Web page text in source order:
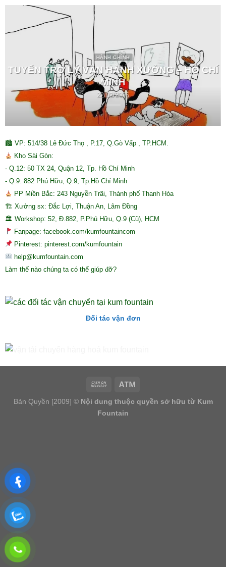
HÀNH CHÍNH
TUYỂN TRỢ LÝ VẬN HÀNH XƯỞNG – HỒ CHÍ
MINH
22/02/2026
🏙 VP: 514/38 Lê Đức Thọ , P.17, Q.Gò Vấp , TP.HCM.
Kho Sài Gòn:
- Q.12: 50 TX 24, Quận 12, Tp. Hồ Chí Minh
- Q.9: 882 Phú Hữu, Q.9, Tp.Hồ Chí Minh
PP Miền Bắc: 243 Nguyễn Trãi, Thành phố Thanh Hóa
🏗 Xưởng sx: Đắc Lợi, Thuận An, Lâm Đồng
🏛 Workshop: 52, Đ.882, P.Phú Hữu, Q.9 (Cũ), HCM
Fanpage: facebook.com/kumfountaincom
Pinterest: pinterest.com/kumfountain
help@kumfountain.com
Làm thế nào chúng ta có thể giúp đỡ?
Đối tác vận đơn
Bản Quyền [2009] © Nội dung thuộc quyền sở hữu từ Kum
Fountain